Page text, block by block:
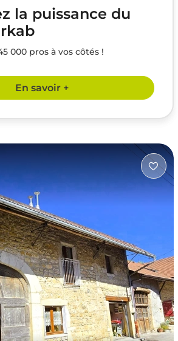
la puissance du
000 pros à vos côtés !
En savoir +